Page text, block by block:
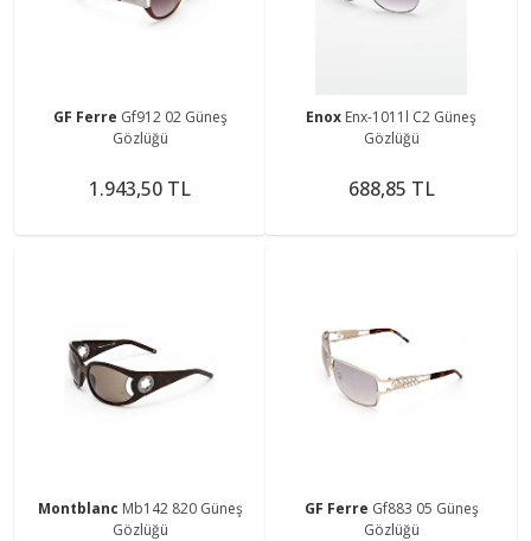
GF Ferre Gf912 02 Güneş
Gözlüğü
1.943,50 TL
Enox Enx-1011l C2 Güneş
Gözlüğü
688,85 TL
Montblanc Mb142 820 Güneş
Gözlüğü
GF Ferre Gf883 05 Güneş
Gözlüğü